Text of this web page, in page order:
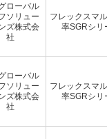
ローバル
ソリュー
ズ株式会
社
フレックスマ
率SGRシリ
ローバル
ソリュー
ズ株式会
社
フレックスマ
率SGRシリ